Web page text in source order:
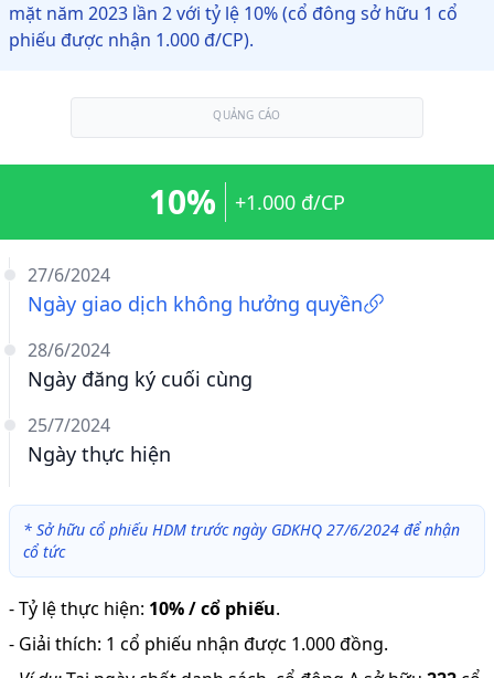
mặt năm 2023 lần 2 với tỷ lệ 10% (cổ đông sở hữu 1 cổ
phiếu được nhận 1.000 đ/CP).
QUẢNG CÁO
27/6/2024
Ngày giao dịch không hưởng quyền
28/6/2024
Ngày đăng ký cuối cùng
25/7/2024
Ngày thực hiện
10% +1.000 đ/CP
* Sở hữu cổ phiếu HDM trước ngày GDKHQ 27/6/2024 để nhận
cổ tức
-Tỷ lệ thực hiện: 10% / cổ phiếu.
- Giải thích: 1 cổ phiếu nhận được 1.000 đồng.